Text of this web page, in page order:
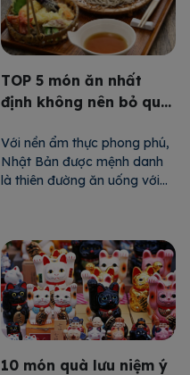
hiệu nổi tiếng. Hay mua sắm
giá rẻ bất ngờ tại […]
TOP 5 món ăn nhất
định không nên bỏ qua
Với nền ẩm thực phong phú,
Nhật Bản được mệnh danh
là thiên đường ăn uống với
sashimi, mì ramen… Song
còn vô số món ăn khác chờ
bạn khám phá. Hãy cùng
24HVISA điểm danh 5 món
ăn nhất định […]
10 món quà lưu niệm ý